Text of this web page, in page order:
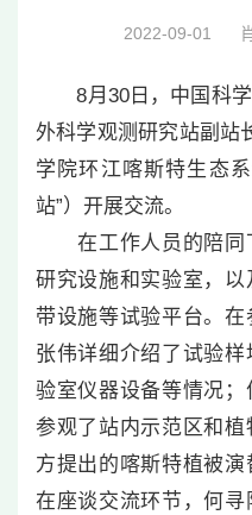
2022-09-01
8月30日，中国科学
外科学观测研究站副站
学院环江喀斯特生态
站”）开展交流。
在工作人员的陪同
研究设施和实验室，
带设施等试验平台。
张伟详细介绍了试验
验室仪器设备等情况
参观了站内示范区和
方提出的喀斯特植被演
在座谈交流环节，何